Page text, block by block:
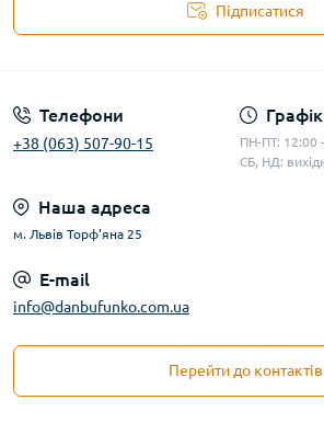
Підписатися
Телефони
+38 (063) 507-90-15
ПН-ПТ: 12:00
СБ, НД:
Наша адреса
м. Львів Торф'яна 25
E-mail
info@danbufunko.com.ua
Перейти до контактів